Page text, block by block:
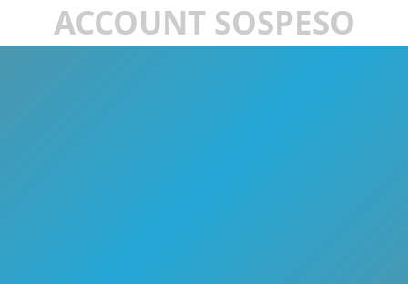
ACCOUNT SOSPESO